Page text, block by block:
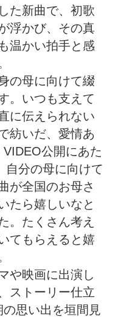
た新曲で、初歌
浮かび、その真
温かい拍手と感
の母に向けて綴
。いつも支えて
に伝えられない
紡いだ、愛情あ
公開にあた
自分の母に向けて
が全国のお母さ
たら嬉しいなと
。たくさん考え
てもらえると嬉
や映画に出演し
ストーリー仕立
思い出を垣間見